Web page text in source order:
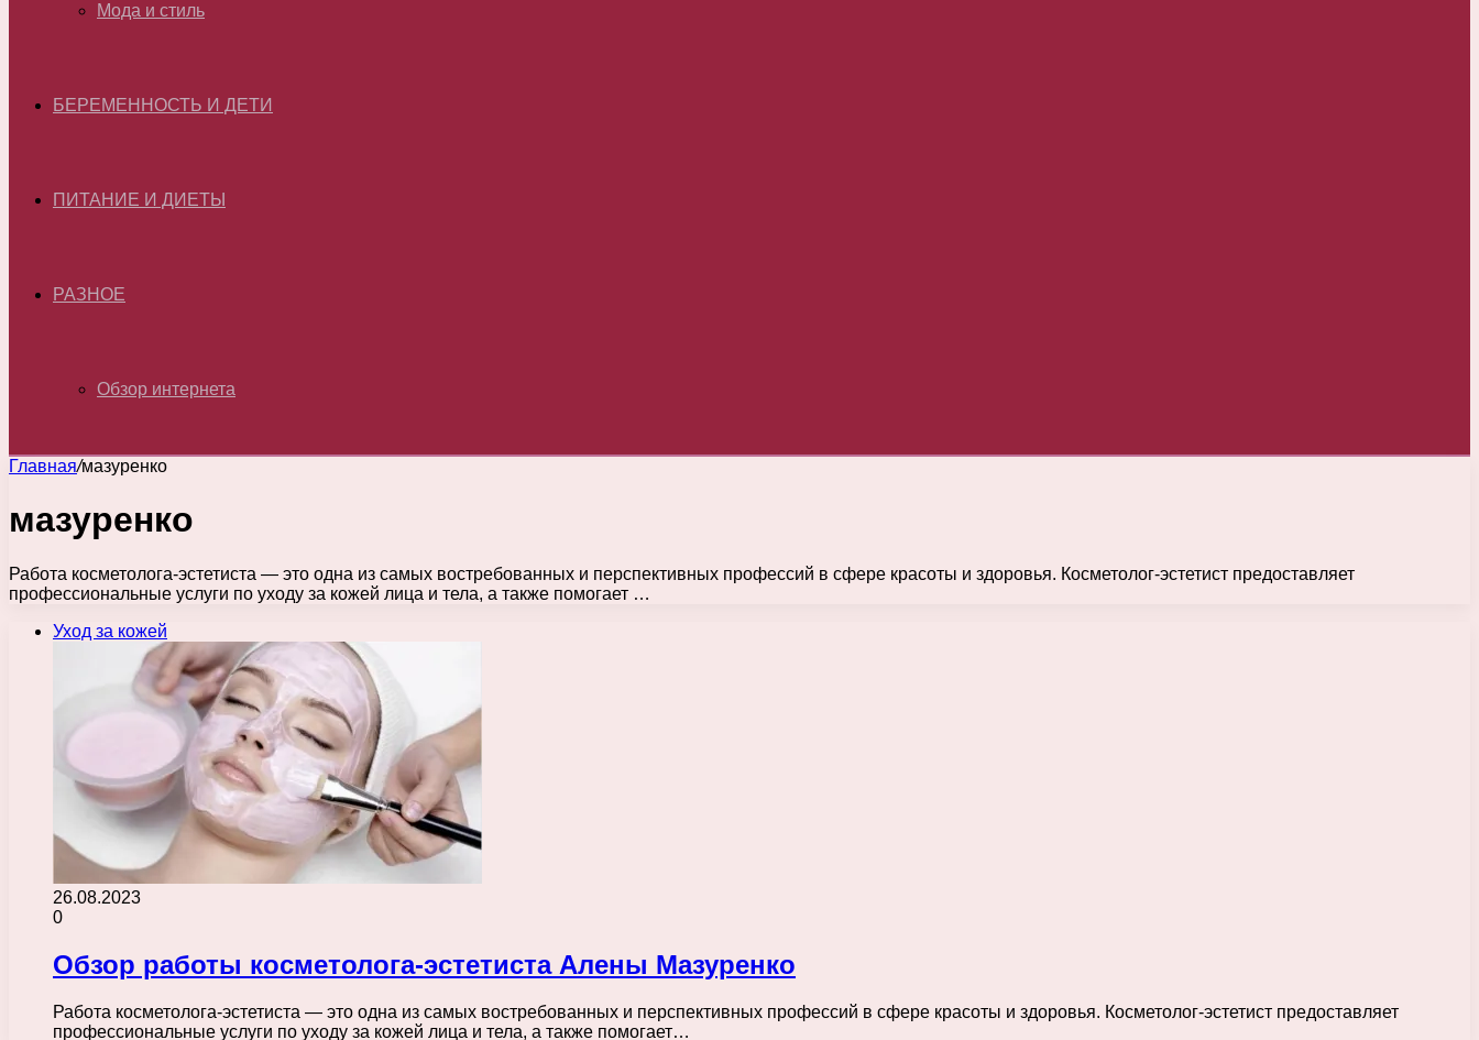
Мода и стиль
БЕРЕМЕННОСТЬ И ДЕТИ
ПИТАНИЕ И ДИЕТЫ
РАЗНОЕ
Обзор интернета
Главная/мазуренко
мазуренко
Работа косметолога-эстетиста — это одна из самых востребованных и перспективных профессий в сфере красоты и здоровья. Косметолог-эстетист предоставляет
профессиональные услуги по уходу за кожей лица и тела, а также помогает …
Уход за кожей
26.08.2023
0
Обзор работы косметолога-эстетиста Алены Мазуренко
Работа косметолога-эстетиста — это одна из самых востребованных и перспективных профессий в сфере красоты и здоровья. Косметолог-эстетист предоставляет
профессиональные услуги по уходу за кожей лица и тела, а также помогает…